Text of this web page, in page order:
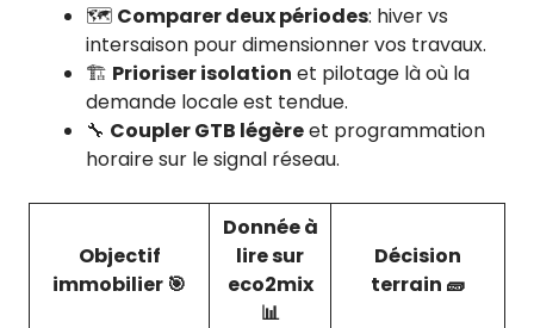
🗺️ Comparer deux périodes: hiver vs
intersaison pour dimensionner vos travaux.
🏗️ Prioriser isolation et pilotage là où la
demande locale est tendue.
🔧 Coupler GTB légèreet programmation
horaire sur le signal réseau.
Objectif
immobilier 🎯
Donnée à
lire sur
eco2mix
📊
Décision
terrain 🧱